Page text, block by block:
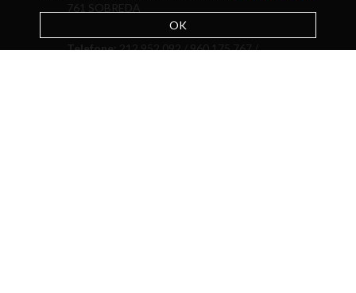
761 SOBREDA
Telefone:212 952 092 / 960 175 767 /
OK